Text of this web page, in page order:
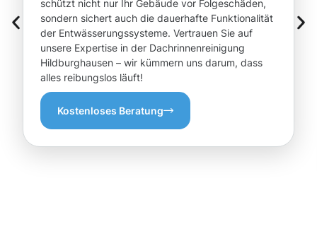
schützt nicht nur Ihr Gebäude vor Folgeschäden,
sondern sichert auch die dauerhafte Funktionalität
der Entwässerungssysteme. Vertrauen Sie auf
unsere Expertise in der Dachrinnenreinigung
Hildburghausen – wir kümmern uns darum, dass
alles reibungslos läuft!
Kostenloses Beratung